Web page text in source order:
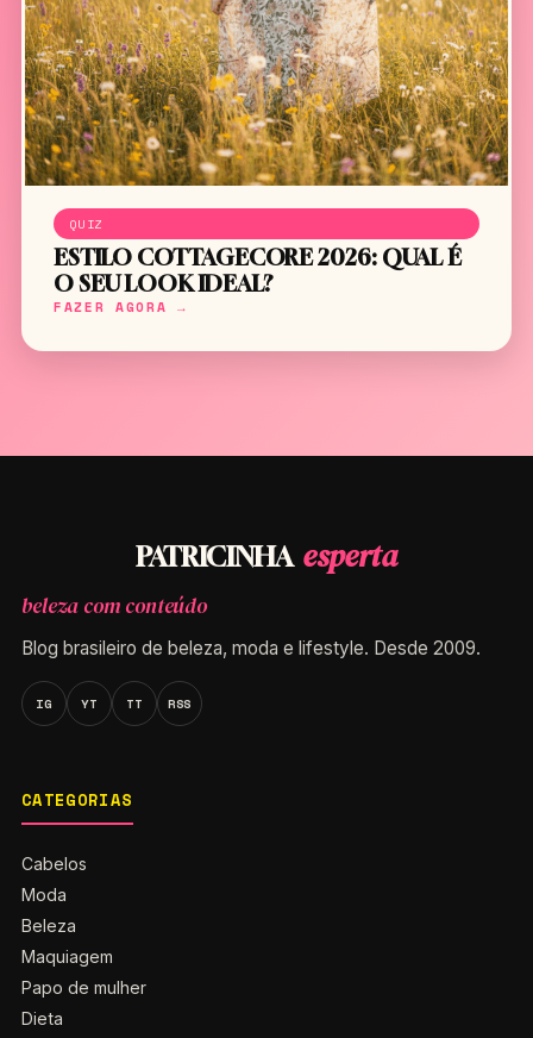
QUIZ
ESTILO COTTAGECORE 2026: QUAL É
O SEU LOOK IDEAL?
FAZER AGORA →
PATRICINHA esperta
beleza com conteúdo
Blog brasileiro de beleza, moda e lifestyle. Desde 2009.
IG YT TT RSS
CATEGORIAS
Cabelos
Moda
Beleza
Maquiagem
Papo de mulher
Dieta